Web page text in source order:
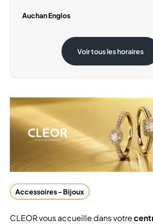
Samedi 15 Août
Auchan Englos
Samedi 15 Août
Dimanche 1 Novembre
Voir tous les horaires
Accessoires - Bijoux
CLEOR vous accueille dans votre